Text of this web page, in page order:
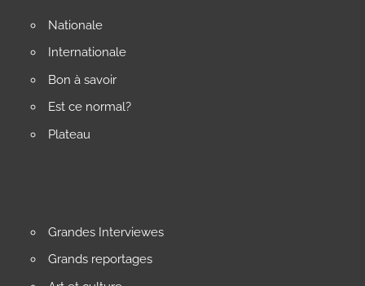
Nationale
Internationale
Bon à savoir
Est ce normal?
Plateau
Grandes Interviewes
Grands reportages